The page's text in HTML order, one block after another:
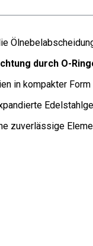
durch O-
in kompakter Form
zuverlässige